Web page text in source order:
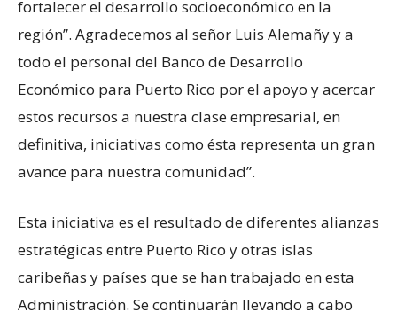
fortalecer el desarrollo socioeconómico en la
región”. Agradecemos al señor Luis Alemañy y a
todo el personal del Banco de Desarrollo
Económico para Puerto Rico por el apoyo y acercar
estos recursos a nuestra clase empresarial, en
definitiva, iniciativas como ésta representa un gran
avance para nuestra comunidad”.
Esta iniciativa es el resultado de diferentes alianzas
estratégicas entre Puerto Rico y otras islas
caribeñas y países que se han trabajado en esta
Administración. Se continuarán llevando a cabo